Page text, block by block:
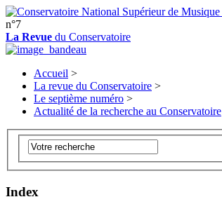
n°7
La Revue du Conservatoire
Accueil >
La revue du Conservatoire >
Le septième numéro >
Actualité de la recherche au Conservatoire
Index